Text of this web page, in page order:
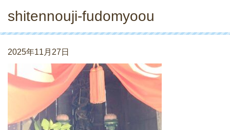
shitennouji-fudomyoou
2025年11月27日